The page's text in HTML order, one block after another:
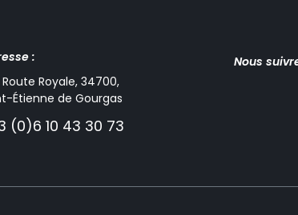
Nous
:
Royale, 34700,
Étienne de Gourgas
(0)6 10 43 30 73